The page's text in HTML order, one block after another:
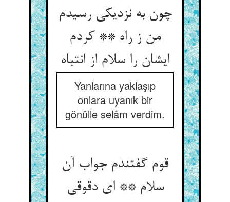
چون به نزدیکی رسیدم
من ز راه ** کردم
ایشان را سلام از انتباه
Yanlarına yaklaşıp
onlara uyanık bir
gönülle selâm verdim.
قوم گفتندم جواب آن
سلام ** ای دقوقی